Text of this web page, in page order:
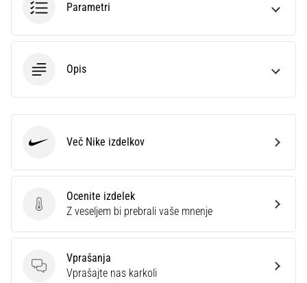
Parametri
Opis
Ocenite izdelek
Ocenite izdelek
Z veseljem bi prebrali vaše mnenje
Vprašanja
Vprašanja
Vprašajte nas karkoli
Več Nike izdelkov